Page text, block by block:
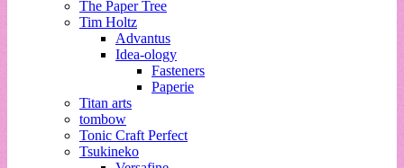
The Paper Tree
Tim Holtz
Advantus
Idea-ology
Fasteners
Paperie
Titan arts
tombow
Tonic Craft Perfect
Tsukineko